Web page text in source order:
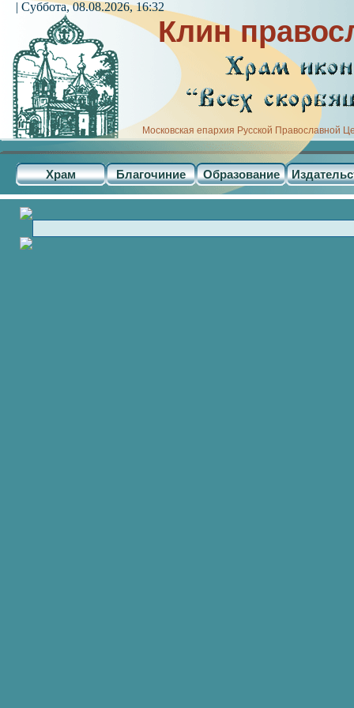
Клин
Московская епархия Русской Православной
Храм Благочиние Образование
| Суббота, 08.08.2026, 16:32